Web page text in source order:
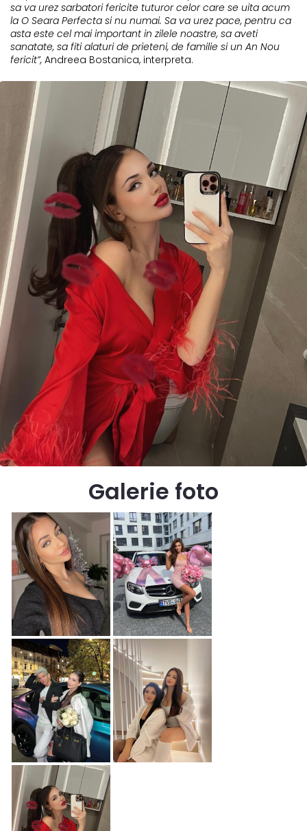
sa va urez sarbatori fericite tuturor celor care se uita acum
la O Seara Perfecta si nu numai. Sa va urez pace, pentru ca
asta este cel mai important in zilele noastre, sa aveti
sanatate, sa fiti alaturi de prieteni, de familie si un An Nou
fericit”, Andreea Bostanica, interpreta.
Galerie foto